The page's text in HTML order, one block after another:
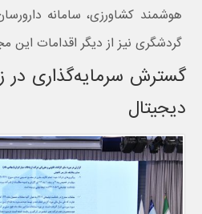
هوشمند کشاورزی، سامانه
گردشگری نیز از دیگر اقدامات این
گسترش سرمایه‌گذاری در
دیجیتال